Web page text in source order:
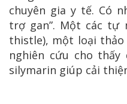
chuyên gia y tế. Có
trợ gan”. Một các tự
thistle), một loại
nghiên cứu cho thấy
silymarin giúp cải